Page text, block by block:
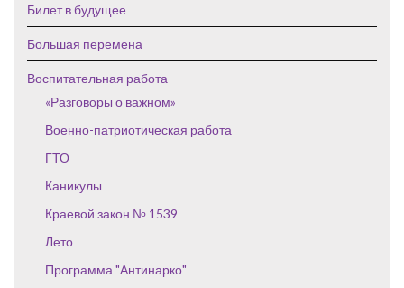
Билет в будущее
Большая перемена
Воспитательная работа
«Разговоры о важном»
Военно-патриотическая работа
ГТО
Каникулы
Краевой закон № 1539
Лето
Программа "Антинарко"